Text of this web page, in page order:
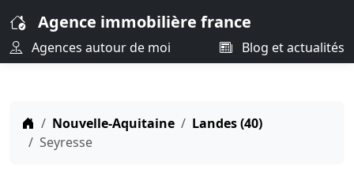
Agence immobilière france
Agences autour de moi Blog et actualités
Nouvelle-Aquitaine
Landes (40)
Seyresse